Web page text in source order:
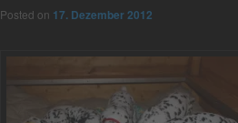
Posted on 17. Dezember 2012